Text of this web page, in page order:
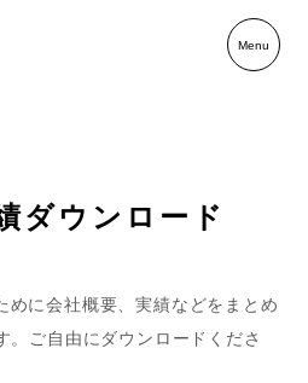
ダウ ン ロ ー ド
めに会社概要、実績などをまとめ
。ご自由にダウンロードくださ